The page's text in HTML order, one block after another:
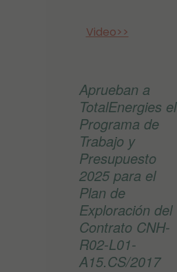
Video>>
Aprueban a
TotalEnergies el
Programa de
Trabajo y
Presupuesto
2025 para el
Plan de
Exploración del
Contrato CNH-
R02-L01-
A15.CS/2017